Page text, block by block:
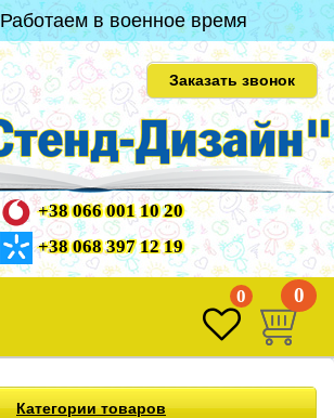
Работаем в военное время
Заказать звонок
+38 066 001 10 20
+38 068 397 12 19
0 0
Категории товаров